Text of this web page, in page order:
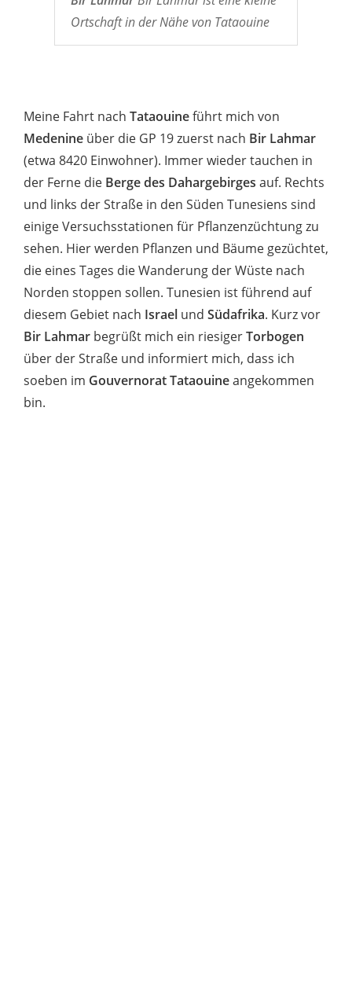
Ortschaft in der Nähe von Tataouine
Meine Fahrt nach Tataouineführt mich von
Medenine über die GP 19 zuerst nach Bir Lahmar
(etwa 8420 Einwohner). Immer wieder tauchen in
der Ferne die Berge des Dahargebirges auf. Rechts
und links der Straße in den Süden Tunesiens sind
einige Versuchsstationen für Pflanzenzüchtung zu
sehen. Hier werden Pflanzen und Bäume gezüchtet,
die eines Tages die Wanderung der Wüste nach
Norden stoppen sollen. Tunesien ist führend auf
diesem Gebiet nach Israel und Südafrika. Kurz vor
Bir Lahmar begrüßt mich ein riesigerTorbogen
über der Straße und informiert mich, dass ich
soeben im Gouvernorat Tataouineangekommen
bin.